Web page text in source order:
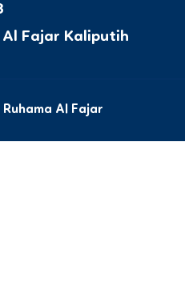
Al Fajar Kaliputih
Al Fajar